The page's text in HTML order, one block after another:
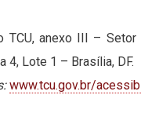
TCU, anexo III – Setor
4, Lote 1 – Brasília, DF.
www.tcu.gov.br/